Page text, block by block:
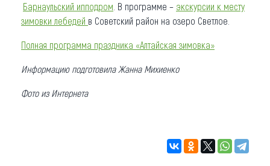
Барнаульский ипподром . В программе – экскурсии к месту
зимовки лебедей в Советский район на озеро Светлое.
Полная программа праздника «Алтайская зимовка»
Информацию подготовила Жанна Михиенко
Фото из Интернета